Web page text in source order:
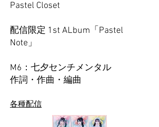
Pastel Closet
配信限定 1st ALbum「Pastel
Note」
M6：七夕センチメンタル
​作詞・作曲・編曲
各種配信